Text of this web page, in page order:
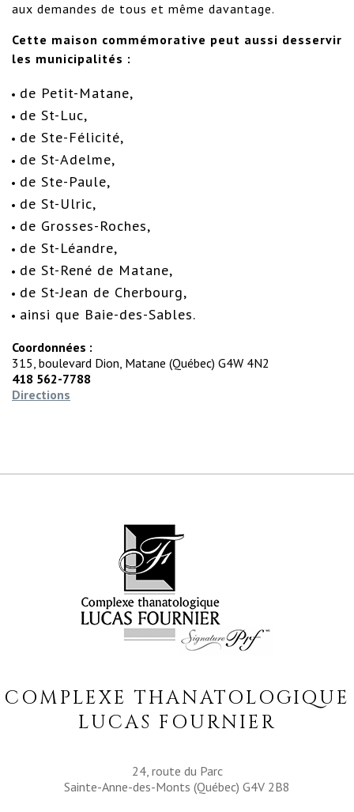
aux demandes de tous et même davantage.
Cette maison commémorative peut aussi desservir
les municipalités :
de Petit-Matane,
de St-Luc,
de Ste-Félicité,
de St-Adelme,
de Ste-Paule,
de St-Ulric,
de Grosses-Roches,
de St-Léandre,
de St-René de Matane,
de St-Jean de Cherbourg,
ainsi que Baie-des-Sables.
Coordonnées :
315, boulevard Dion, Matane (Québec) G4W 4N2
418 562-7788
Directions
COMPLEXE THANATOLOGIQUE
LUCAS FOURNIER
24, route du Parc
Sainte-Anne-des-Monts (Québec) G4V 2B8